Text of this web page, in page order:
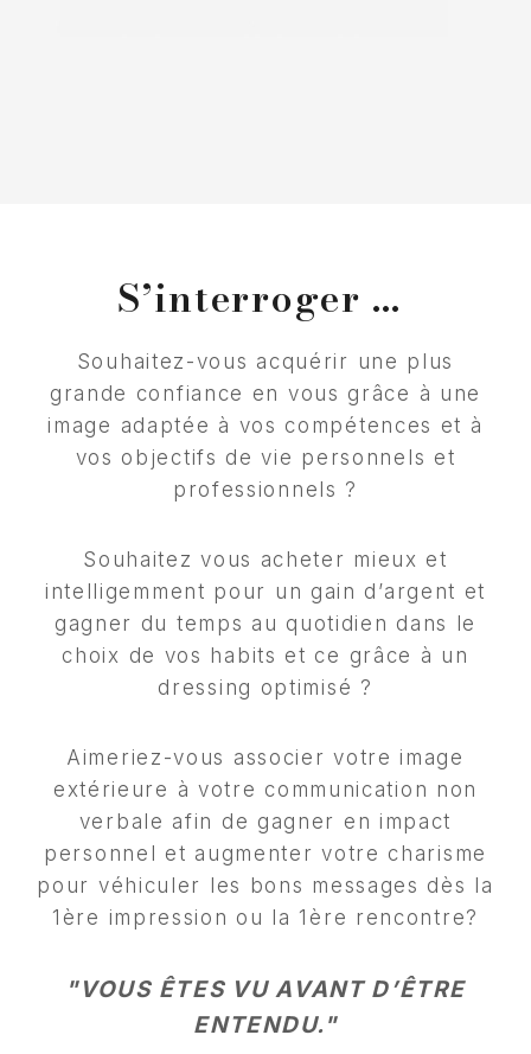
S’interroger …
Souhaitez-vous acquérir une plus
grande confiance en vous grâce à une
image adaptée à vos compétences et à
vos objectifs de vie personnels et
professionnels ?
Souhaitez vous acheter mieux et
intelligemment pour un gain d’argent et
gagner du temps au quotidien dans le
choix de vos habits et ce grâce à un
dressing optimisé ?
Aimeriez-vous associer votre image
extérieure à votre communication non
verbale afin de gagner en impact
personnel et augmenter votre charisme
pour véhiculer les bons messages dès la
1ère impression ou la 1ère rencontre?
"VOUS ÊTES VU AVANT D’ÊTRE
ENTENDU."